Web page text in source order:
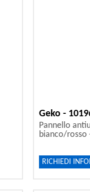
Geko -
Pannello
bianco/rosso
RICHIEDI